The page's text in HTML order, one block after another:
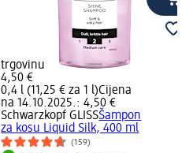
trgovinu
4,50 €
0,4 l (11,25 € za 1 l)Cijena
na 14.10.2025.: 4,50 €
Schwarzkopf GLISSŠampon
za kosu Liquid Silk, 400 ml
(159)